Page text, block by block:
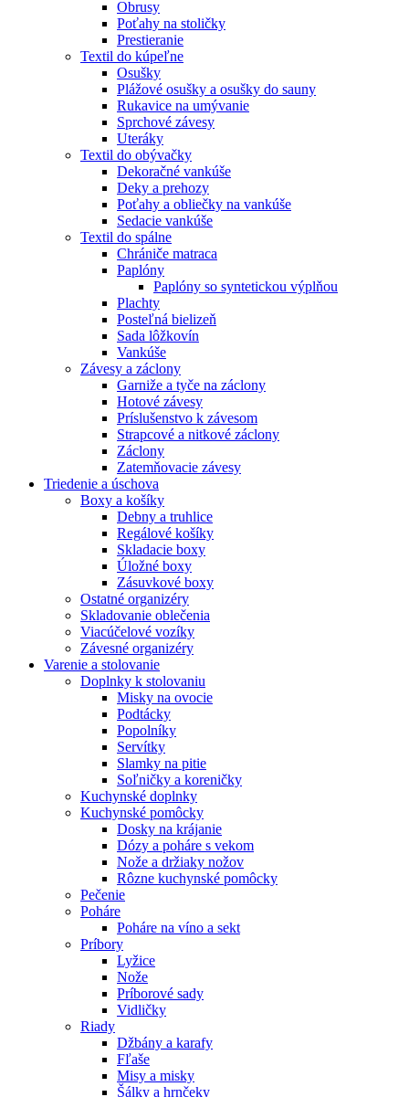
Obrusy
Poťahy na stoličky
Prestieranie
Textil do kúpeľne
Osušky
Plážové osušky a osušky do sauny
Rukavice na umývanie
Sprchové závesy
Uteráky
Textil do obývačky
Dekoračné vankúše
Deky a prehozy
Poťahy a obliečky na vankúše
Sedacie vankúše
Textil do spálne
Chrániče matraca
Paplóny
Paplóny so syntetickou výplňou
Plachty
Posteľná bielizeň
Sada lôžkovín
Vankúše
Závesy a záclony
Garniže a tyče na záclony
Hotové závesy
Príslušenstvo k závesom
Strapcové a nitkové záclony
Záclony
Zatemňovacie závesy
Triedenie a úschova
Boxy a košíky
Debny a truhlice
Regálové košíky
Skladacie boxy
Úložné boxy
Zásuvkové boxy
Ostatné organizéry
Skladovanie oblečenia
Viacúčelové vozíky
Závesné organizéry
Varenie a stolovanie
Doplnky k stolovaniu
Misky na ovocie
Podtácky
Popolníky
Servítky
Slamky na pitie
Soľničky a koreničky
Kuchynské doplnky
Kuchynské pomôcky
Dosky na krájanie
Dózy a poháre s vekom
Nože a držiaky nožov
Rôzne kuchynské pomôcky
Pečenie
Poháre
Poháre na víno a sekt
Príbory
Lyžice
Nože
Príborové sady
Vidličky
Riady
Džbány a karafy
Fľaše
Misy a misky
Šálky a hrnčeky